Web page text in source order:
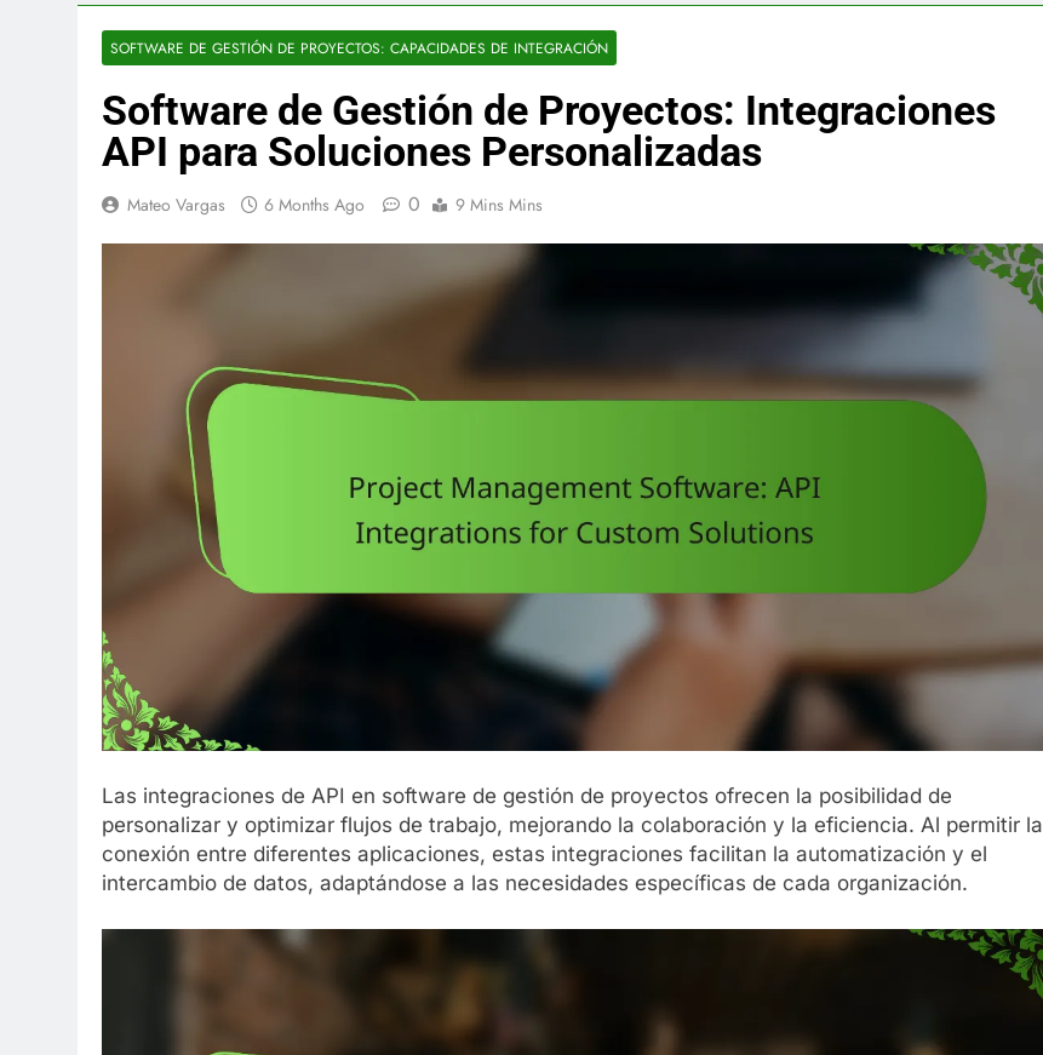
SOFTWARE DE GESTIÓN DE PROYECTOS: CAPACIDADES DE INTEGRACIÓN
Software de Gestión de Proyectos: Integraciones
API para Soluciones Personalizadas
Mateo Vargas 6 Months Ago 0 9 Mins Mins
Las integraciones de API en software de gestión de proyectos ofrecen la posibilidad de
personalizar y optimizar flujos de trabajo, mejorando la colaboración y la eficiencia. Al permitir la
conexión entre diferentes aplicaciones, estas integraciones facilitan la automatización y el
intercambio de datos, adaptándose a las necesidades específicas de cada organización.